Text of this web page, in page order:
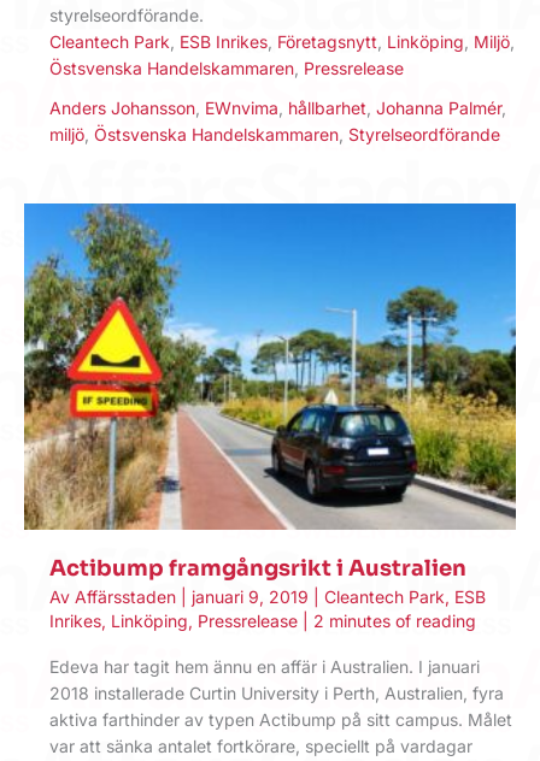
styrelseordförande.
Cleantech Park ESB Inrikes Företagsnytt Linköping Miljö
Östsvenska Handelskammaren Pressrelease
Anders Johansson EWnvima hållbarhet Johanna Palmér,
miljö Östsvenska Handelskammaren Styrelseordförande
Actibump framgångsrikt i Australien
Av Affärsstaden januari 9, 2019 Cleantech Park, ESB
Inrikes, Linköping, Pressrelease 2 minutes of reading
Edeva har tagit hem ännu en affär i Australien. I januari
2018 installerade Curtin University i Perth, Australien, fyra
aktiva farthinder av typen Actibump på sitt campus. Målet
var att sänka antalet fortkörare, speciellt på vardagar